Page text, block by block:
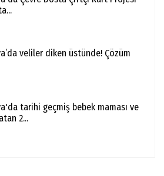
veliler diken üstünde! Çözüm
tarihi geçmiş bebek maması ve
2...